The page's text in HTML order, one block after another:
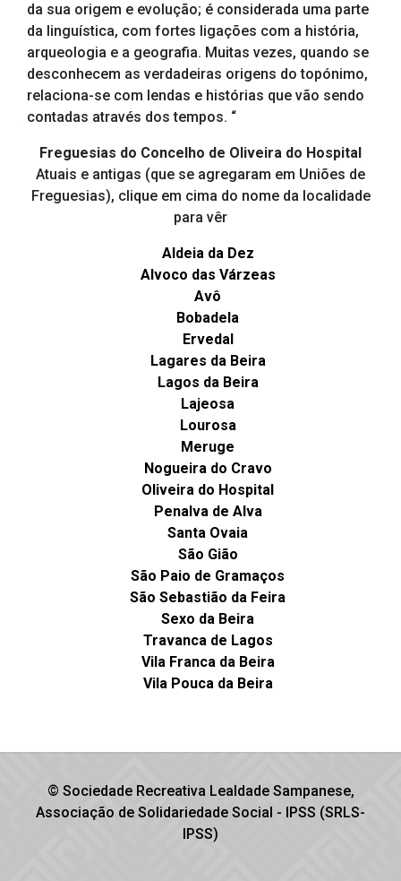
da sua origem e evolução; é considerada uma parte
da linguística, com fortes ligações com a história,
arqueologia e a geografia. Muitas vezes, quando se
desconhecem as verdadeiras origens do topónimo,
relaciona-se com lendas e histórias que vão sendo
contadas através dos tempos. “
Freguesias do Concelho de Oliveira do Hospital
Atuais e antigas (que se agregaram em Uniões de
Freguesias), clique em cima do nome da localidade
para vêr
Aldeia da Dez
Alvoco das Várzeas
Avô
Bobadela
Ervedal
Lagares da Beira
Lagos da Beira
Lajeosa
Lourosa
Meruge
Nogueira do Cravo
Oliveira do Hospital
Penalva de Alva
Santa Ovaia
São Gião
São Paio de Gramaços
São Sebastião da Feira
Sexo da Beira
Travanca de Lagos
Vila Franca da Beira
Vila Pouca da Beira
© Sociedade Recreativa Lealdade Sampanese,
Associação de Solidariedade Social - IPSS (SRLS-
IPSS)